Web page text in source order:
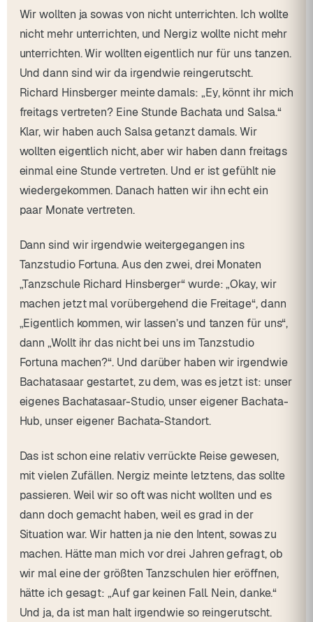
Wir wollten ja sowas von nicht unterrichten. Ich wollte
nicht mehr unterrichten, und Nergiz wollte nicht mehr
unterrichten. Wir wollten eigentlich nur für uns tanzen.
Und dann sind wir da irgendwie reingerutscht.
Richard Hinsberger meinte damals: „Ey, könnt ihr mich
freitags vertreten? Eine Stunde Bachata und Salsa.“
Klar, wir haben auch Salsa getanzt damals. Wir
wollten eigentlich nicht, aber wir haben dann freitags
einmal eine Stunde vertreten. Und er ist gefühlt nie
wiedergekommen. Danach hatten wir ihn echt ein
paar Monate vertreten.
Dann sind wir irgendwie weitergegangen ins
Tanzstudio Fortuna. Aus den zwei, drei Monaten
„Tanzschule Richard Hinsberger“ wurde: „Okay, wir
machen jetzt mal vorübergehend die Freitage“, dann
„Eigentlich kommen, wir lassen’s und tanzen für uns“,
dann „Wollt ihr das nicht bei uns im Tanzstudio
Fortuna machen?“. Und darüber haben wir irgendwie
Bachatasaar gestartet, zu dem, was es jetzt ist: unser
eigenes Bachatasaar-Studio, unser eigener Bachata-
Hub, unser eigener Bachata-Standort.
Das ist schon eine relativ verrückte Reise gewesen,
mit vielen Zufällen. Nergiz meinte letztens, das sollte
passieren. Weil wir so oft was nicht wollten und es
dann doch gemacht haben, weil es grad in der
Situation war. Wir hatten ja nie den Intent, sowas zu
machen. Hätte man mich vor drei Jahren gefragt, ob
wir mal eine der größten Tanzschulen hier eröffnen,
hätte ich gesagt: „Auf gar keinen Fall. Nein, danke.“
Und ja, da ist man halt irgendwie so reingerutscht.